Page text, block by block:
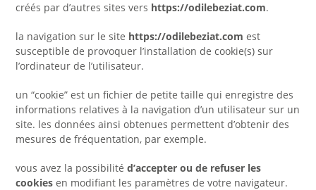
créés par d’autres sites vers https://odilebeziat.com.
la navigation sur le site https://odilebeziat.com est
susceptible de provoquer l’installation de cookie(s) sur
l’ordinateur de l’utilisateur.
un “cookie” est un fichier de petite taille qui enregistre des
informations relatives à la navigation d’un utilisateur sur un
site. les données ainsi obtenues permettent d’obtenir des
mesures de fréquentation, par exemple.
vous avez la possibilitéd’accepter ou de refuser les
cookies en modifiant les paramètres de votre navigateur.